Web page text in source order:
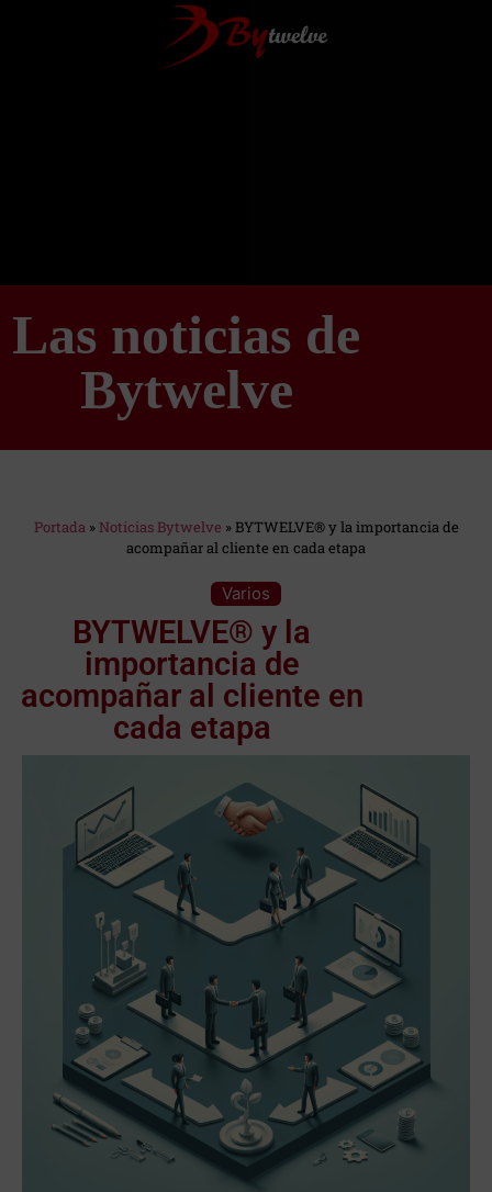
Las noticias de
Bytwelve
Portada»Notícias Bytwelve »BYTWELVE® y la importancia de
acompañar al cliente en cada etapa
Varios
BYTWELVE® y la
importancia de
acompañar al cliente en
cada etapa